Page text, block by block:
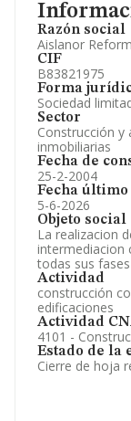
Razón social
Aislanor
CIF
B83821975
Forma
Sociedad
Sector
Construcción y
inmobiliarias
Fecha de
25-2-2004
Fecha último
5-6-2026
Objeto social
La realizacion
intermediacion
todas sus fases
Actividad
construcción
edificaciones
Actividad
4101 -
Estado de la
Cierre de hoja
Artículos